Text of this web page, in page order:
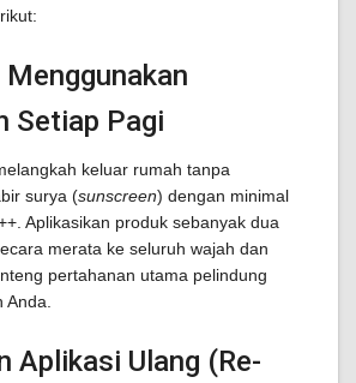
Setiap Pagi
keluar rumah tanpa
surya (sunscreen) dengan minimal
Aplikasikan produk sebanyak dua
merata ke seluruh wajah dan
pertahanan utama pelindung
Aplikasi Ulang (Re-